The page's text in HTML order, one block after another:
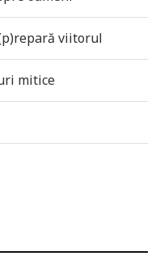
(p)repară viitorul
mitice